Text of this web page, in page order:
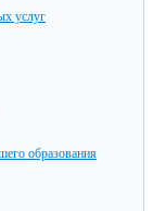
услуг
образования